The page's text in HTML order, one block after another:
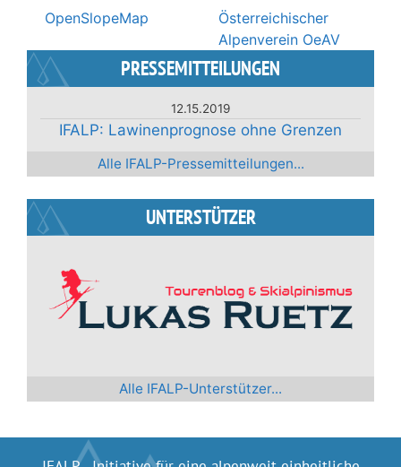
Beitragsnavigation
OpenSlopeMap
Österreichischer
Alpenverein OeAV
PRESSEMITTEILUNGEN
12.15.2019
IFALP: Lawinenprognose ohne Grenzen
Alle IFALP-Pressemitteilungen...
UNTERSTÜTZER
Alle IFALP-Unterstützer...